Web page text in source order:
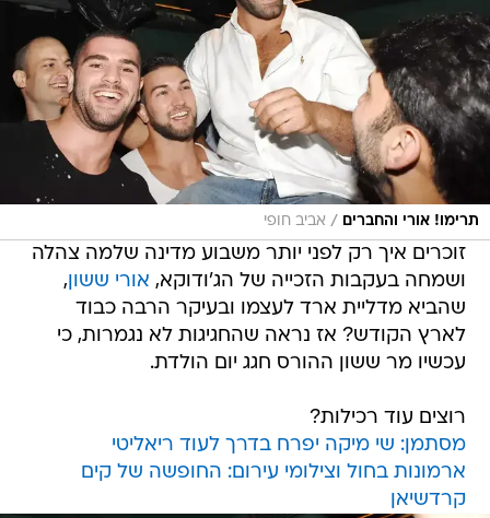
תרימו! אורי והחברים / אביב חופי
זוכרים איך רק לפני יותר משבוע מדינה שלמה צהלה
ושמחה בעקבות הזכייה של הג'ודוקא, אורי ששון,
שהביא מדליית ארד לעצמו ובעיקר הרבה כבוד
לארץ הקודש? אז נראה שהחגיגות לא נגמרות, כי
עכשיו מר ששון ההורס חגג יום הולדת.
רוצים עוד רכילות?
מסתמן: שי מיקה יפרח בדרך לעוד ריאליטי
ארמונות בחול וצילומי עירום: החופשה של קים
קרדשיאן